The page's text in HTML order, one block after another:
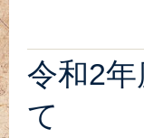
令和2
て